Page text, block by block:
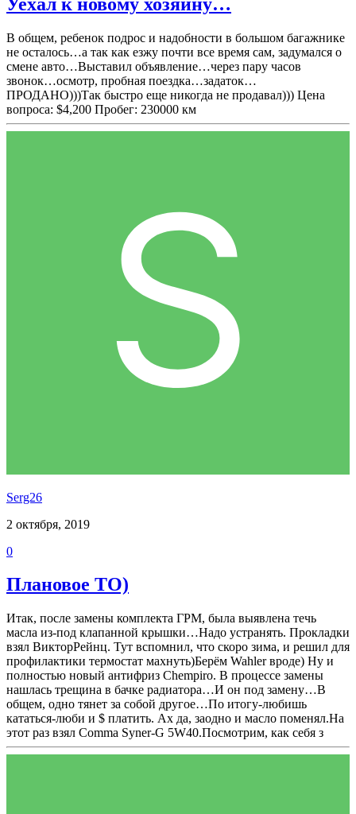
В общем, ребенок подрос и надобности в большом багажнике
не осталось…а так как езжу почти все время сам, задумался о
смене авто…Выставил объявление…через пару часов
звонок…осмотр, пробная поездка…задаток…
ПРОДАНО)))Так быстро еще никогда не продавал))) Цена
вопроса: $4,200 Пробег: 230000 км
Serg26
2 октября, 2019
0
Плановое ТО)
Итак, после замены комплекта ГРМ, была выявлена течь
масла из-под клапанной крышки…Надо устранять. Прокладки
взял ВикторРейнц. Тут вспомнил, что скоро зима, и решил для
профилактики термостат махнуть)Берём Wahler вроде) Ну и
полностью новый антифриз Chempiro. В процессе замены
нашлась трещина в бачке радиатора…И он под замену…В
общем, одно тянет за собой другое…По итогу-любишь
кататься-люби и $ платить. Ах да, заодно и масло поменял.На
этот раз взял Comma Syner-G 5W40.Посмотрим, как себя з